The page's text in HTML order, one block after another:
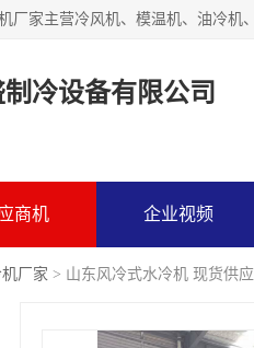
冷设备有限公司
商机 企业视频
厂家 > 山东风冷式水冷机 现货供应